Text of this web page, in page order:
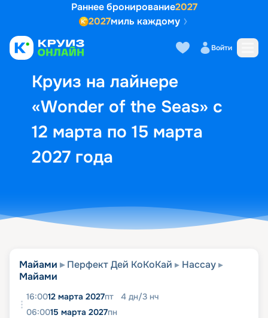
Раннее бронирование2027
2027миль каждому
Войти
Круиз на лайнере
«Wonder of the Seas» с
12 марта по 15 марта
2027 года
Выбор кают Маршрут и
Майами Перфект Дей КоКоКай
Нассау
Майами
16:0012 марта 2027пт 4 дн/3 нч
06:0015 марта 2027пн